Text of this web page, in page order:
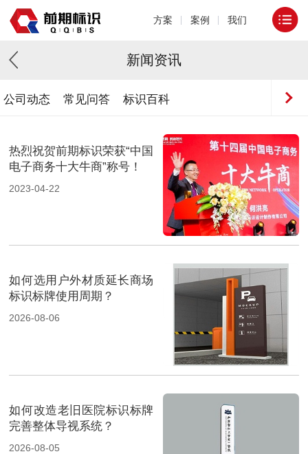
方案 案例 我们
新闻资讯
公司动态 常见问答 标识百科
热烈祝贺前期标识荣获“中国
电子商务十大牛商”称号！
2023-04-22
如何选用户外材质延长商场
标识标牌使用周期？
2026-08-06
如何改造老旧医院标识标牌
完善整体导视系统？
2026-08-05